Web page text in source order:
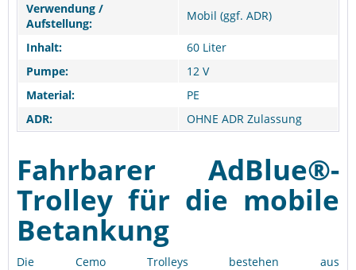
Verwendung /
Aufstellung:
Mobil (ggf. ADR)
Inhalt:
60 Liter
Pumpe:
12 V
Material:
PE
ADR:
OHNE ADR Zulassung
Fahrbarer AdBlue®-
Trolley für die mobile
Betankung
Die Cemo Trolleys bestehen aus